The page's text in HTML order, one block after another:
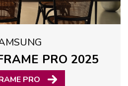
PRO 2025
PRO